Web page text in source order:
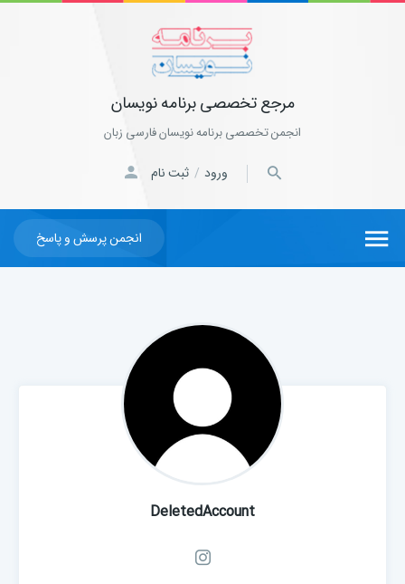
مرجع تخصصی برنامه نویسان
انجمن تخصصی برنامه نویسان فارسی زبان
ورود / ثبت نام
انجمن پرسش و پاسخ
DeletedAccount